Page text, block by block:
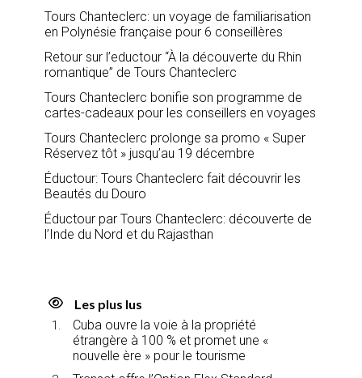
Tours Chanteclerc: un voyage de familiarisation
en Polynésie française pour 6 conseillères
Retour sur l’eductour “À la découverte du Rhin
romantique” de Tours Chanteclerc
Tours Chanteclerc bonifie son programme de
cartes-cadeaux pour les conseillers en voyages
Tours Chanteclerc prolonge sa promo « Super
Réservez tôt » jusqu’au 19 décembre
Éductour: Tours Chanteclerc fait découvrir les
Beautés du Douro
Éductour par Tours Chanteclerc: découverte de
l’Inde du Nord et du Rajasthan
Les plus lus
Cuba ouvre la voie à la propriété
étrangère à 100 % et promet une «
nouvelle ère » pour le tourisme